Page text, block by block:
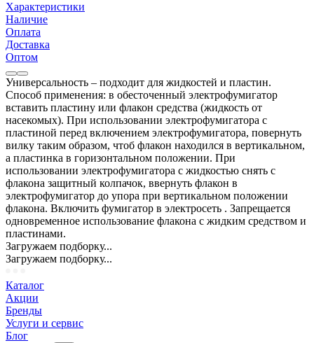
Характеристики
Наличие
Оплата
Доставка
Оптом
Универсальность – подходит для жидкостей и пластин.
Способ применения: в обесточенный электрофумигатор
вставить пластину или флакон средства (жидкость от
насекомых). При использовании электрофумигатора с
пластиной перед включением электрофумигатора, повернуть
вилку таким образом, чтоб флакон находился в вертикальном,
а пластинка в горизонтальном положении. При
использовании электрофумигатора с жидкостью снять с
флакона защитный колпачок, ввернуть флакон в
электрофумигатор до упора при вертикальном положении
флакона. Включить фумигатор в электросеть . Запрещается
одновременное использование флакона с жидким средством и
пластинами.
Загружаем подборку...
Загружаем подборку...
Каталог
Акции
Бренды
Услуги и сервис
Блог